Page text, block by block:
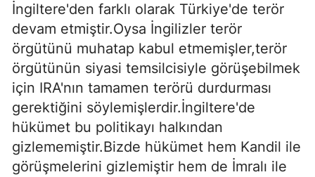
İngiltere'den farklı olarak Türkiye'de terör
devam etmiştir.Oysa İngilizler terör
örgütünü muhatap kabul etmemişler,terör
örgütünün siyasi temsilcisiyle görüşebilmek
için IRA'nın tamamen terörü durdurması
gerektiğini söylemişlerdir.İngiltere'de
hükümet bu politikayı halkından
gizlememiştir.Bizde hükümet hem Kandil ile
görüşmelerini gizlemiştir hem de İmralı ile